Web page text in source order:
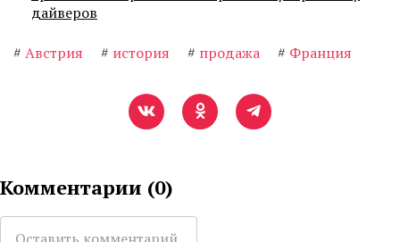
дайверов
# Австрия # история # продажа # Франция
Комментарии (0)